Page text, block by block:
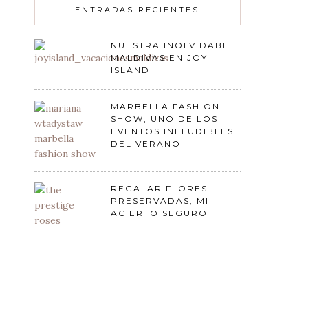
ENTRADAS RECIENTES
NUESTRA INOLVIDABLE
MALDIVAS EN JOY
ISLAND
MARBELLA FASHION
SHOW, UNO DE LOS
EVENTOS INELUDIBLES
DEL VERANO
REGALAR FLORES
PRESERVADAS, MI
ACIERTO SEGURO